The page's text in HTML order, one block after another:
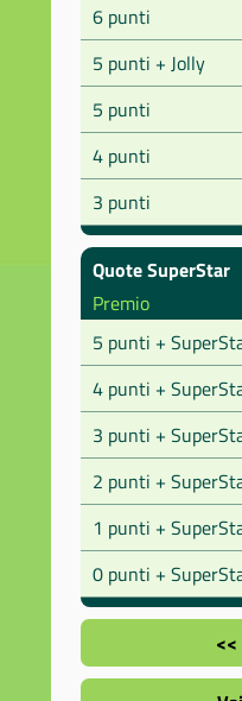
6 punti
5 punti + Jolly
5 punti
4 punti
3 punti
Quote SuperStar
Premio
5 punti +
4 punti +
3 punti +
2 punti +
1 punti +
0 punti +